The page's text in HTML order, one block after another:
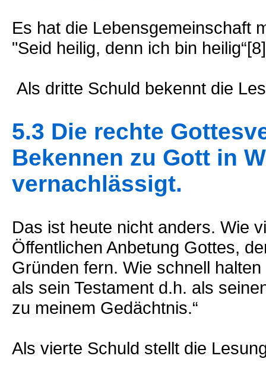
Es hat die Lebensgemeinschaft
"Seid heilig, denn ich bin heilig“[8]
Als dritte Schuld bekennt die
5.3 Die rechte
Bekennen zu Gott in
vernachlässigt.
Das ist heute nicht anders. Wie
Öffentlichen Anbetung Gottes,
Gründen fern. Wie schnell
als sein Testament d.h. als
zu meinem Gedächtnis.“
Als vierte Schuld stellt die